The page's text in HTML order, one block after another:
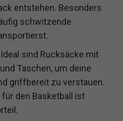
entstehen. Besonders
schwitzende
Ideal sind Rucksäcke mit
Taschen, um deine
griffbereit zu verstauen.
für den Basketball ist